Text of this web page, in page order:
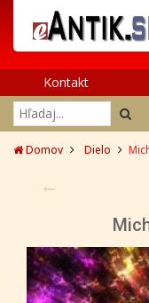
Kontakt
Domov Dielo